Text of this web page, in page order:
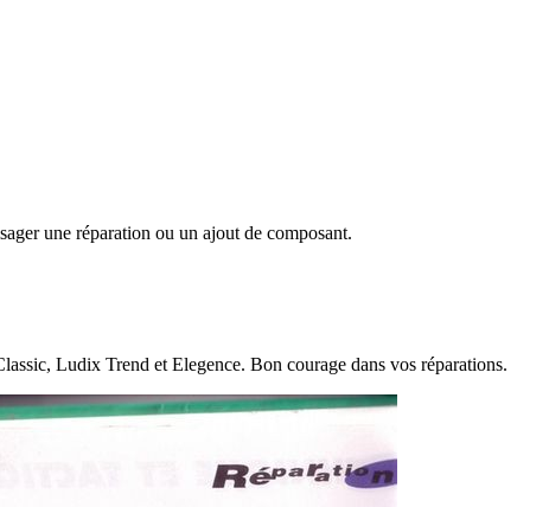
une réparation ou un ajout de composant.
Ludix Trend et Elegence. Bon courage dans vos réparations.